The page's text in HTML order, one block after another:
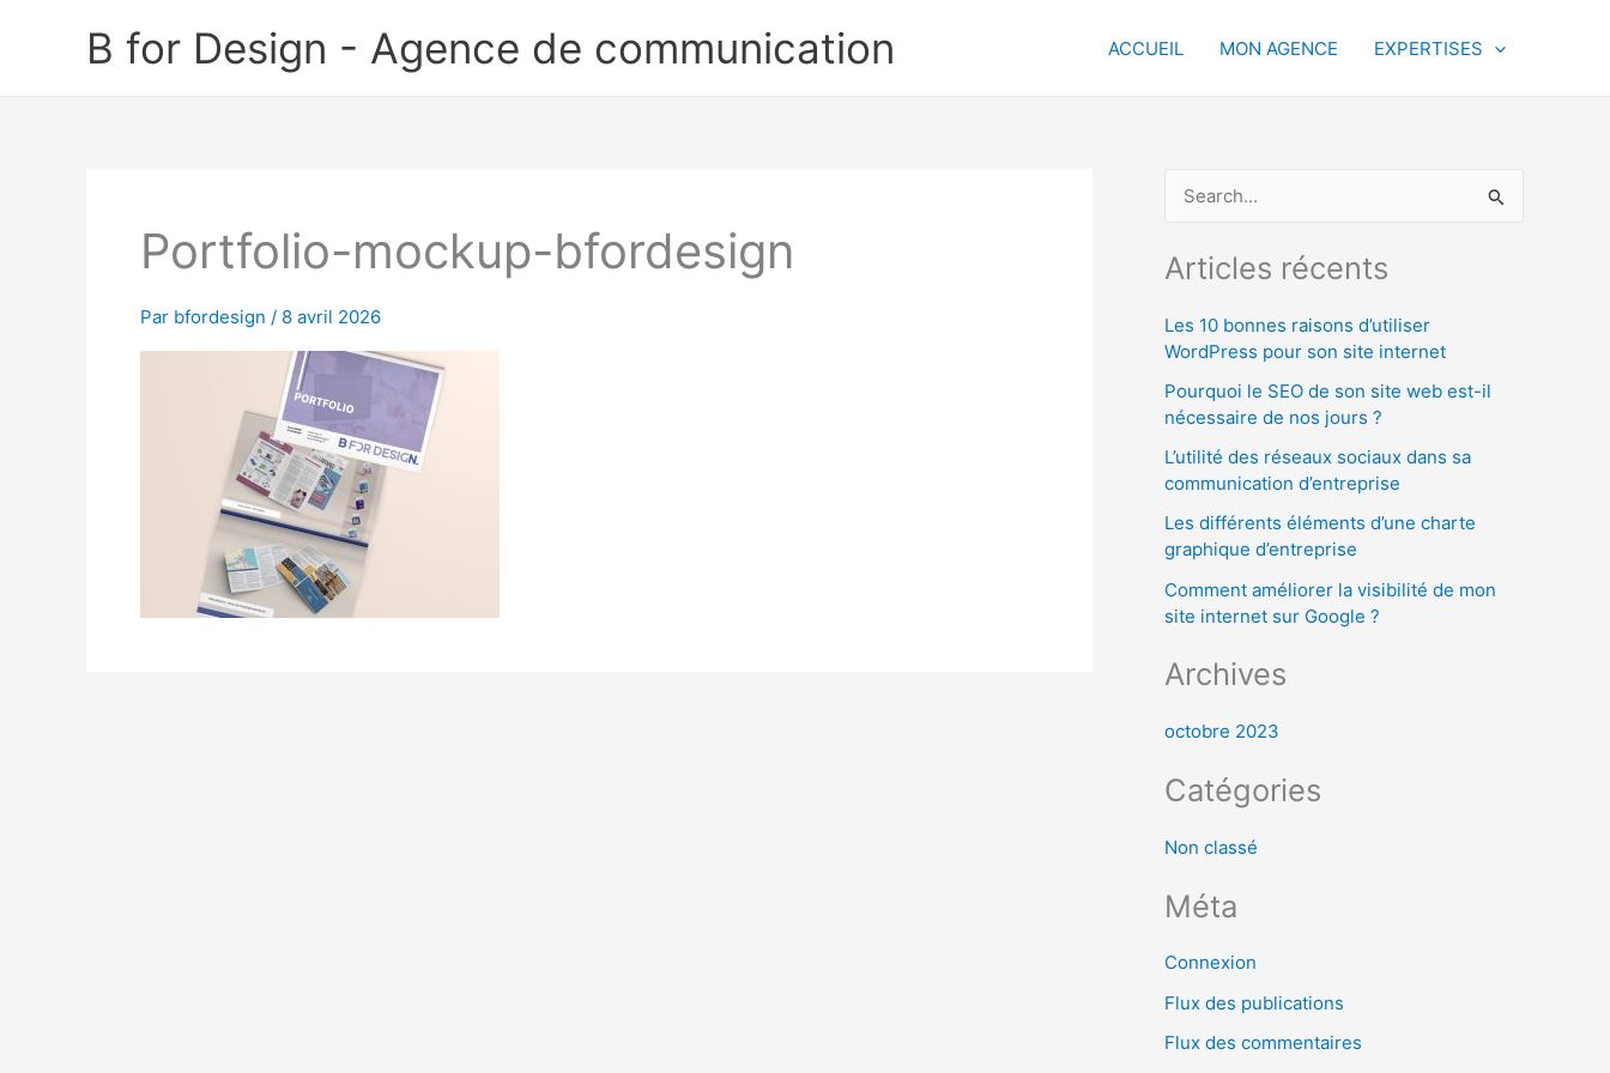
B for Design - Agence de communication ACCUEIL MON AGENCE EXPERTISES
Portfolio-mockup-bfordesign
Par bfordesign / 8 avril 2026
c
e
r
c
:
Articles récents
Les 10 bonnes raisons d’utiliser
WordPress pour son site internet
Pourquoi le SEO de son site web est-il
nécessaire de nos jours ?
L’utilité des réseaux sociaux dans sa
communication d’entreprise
Les différents éléments d’une charte
graphique d’entreprise
Comment améliorer la visibilité de mon
site internet sur Google ?
Archives
octobre 2023
Catégories
Non classé
Méta
Connexion
Flux des publications
Flux des commentaires